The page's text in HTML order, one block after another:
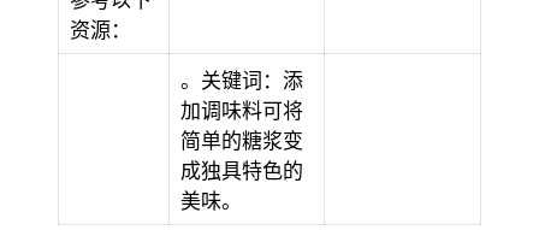
资源：
。关键词：添
加调味料可将
简单的糖浆变
成独具特色的
美味。